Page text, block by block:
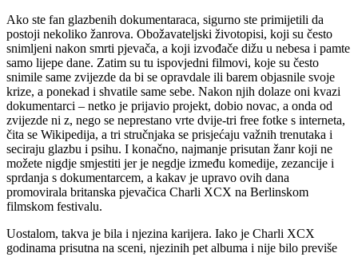
Ako ste fan glazbenih dokumentaraca, sigurno ste primijetili da
postoji nekoliko žanrova. Obožavateljski životopisi, koji su često
snimljeni nakon smrti pjevača, a koji izvođače dižu u nebesa i pamte
samo lijepe dane. Zatim su tu ispovjedni filmovi, koje su često
snimile same zvijezde da bi se opravdale ili barem objasnile svoje
krize, a ponekad i shvatile same sebe. Nakon njih dolaze oni kvazi
dokumentarci – netko je prijavio projekt, dobio novac, a onda od
zvijezde ni z, nego se neprestano vrte dvije-tri free fotke s interneta,
čita se Wikipedija, a tri stručnjaka se prisjećaju važnih trenutaka i
seciraju glazbu i psihu. I konačno, najmanje prisutan žanr koji ne
možete nigdje smjestiti jer je negdje između komedije, zezancije i
sprdanja s dokumentarcem, a kakav je upravo ovih dana
promovirala britanska pjevačica Charli XCX na Berlinskom
filmskom festivalu.
Uostalom, takva je bila i njezina karijera. Iako je Charli XCX
godinama prisutna na sceni, njezinih pet albuma i nije bilo previše